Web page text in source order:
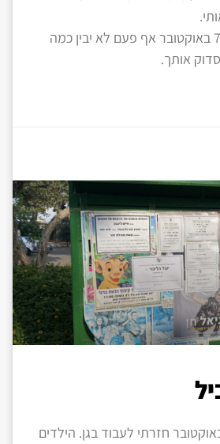
מי שלא חווה את ה7 באוקטובר אף פעם לא יבין כמה
אותך.
אחרי ה7 באוקטובר חזרתי לעבוד בגן. הילדים